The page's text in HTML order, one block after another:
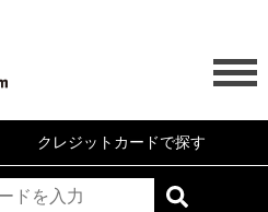
クレジットカードで探す